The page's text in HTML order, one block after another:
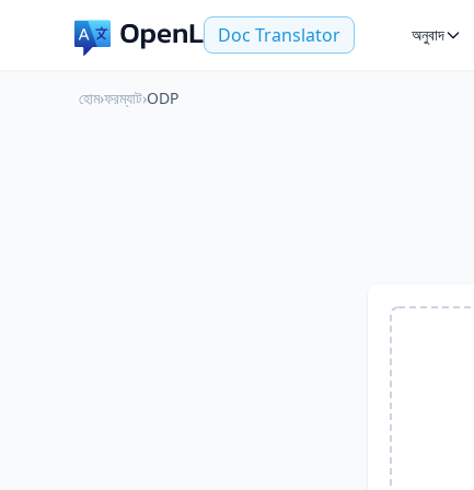
Doc Translator অনুবাদ
হোম›ফরম্যাট›ODP